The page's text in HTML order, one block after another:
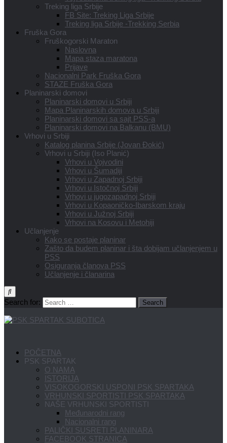
Treking liga Srbije
FB Site: Treking Liga Srbije
Treking liga Srbije -Trekking Serbia
Fruška Gora
Fruškogorski Maraton
Naslovna
Mapa staza maratona
Prijave
Nacionalni Park Fruška Gora
STAZE Fruška Gora
Planinarski domovi
Planinarski domovi u Srbiji
Mapa Planinarskih domova u Srbiji
Planinarski domovi sa sajt PSS-a
Planinarski domovi na Balkanu (BMU)
Vrhovi u Srbiji
Katalog planina Srbije (Jovan Đokić)
Vrhovi u Srbiji (Iso Planić)
Vrhovi u Vojvodini
Vrhovi u Šumadiji
Vrhovi u Zapadnoj Srbiji
Vrhovi u Istočnoj Srbiji
Vrhovi u jugozapadnoj Srbiji
Vrhovi u Kopaoničko-Ibarskom kraju
Vrhovi u Južnoj Srbiji
Vrhovi na Kosovu i Metohiji
Učlanjenje
Kako se postaje planinar
Zašto da budem planinar i šta dobijam učlanjenjem u
PSS
Osiguranja članova PSS
Učlanjenje i članarina
Search for:
POČETNA
PSK SPARTAK
O NAMA
ISTORIJA
VISOKOGORSKI USPONI PSK SPARTAKA
VRHUNSKI SPORTISTI PSK SPARTAKA
NAŠE VRHUNSKI SPORTISTI
Međunarodni rang
Nacionalni rang
PALIČKI SUSRETI PLANINARA
FACEBOOK STRANICA